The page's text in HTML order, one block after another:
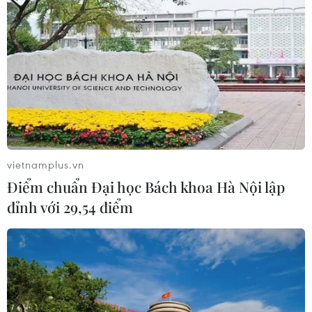
50 năm quan hệ Việt-Đức: Khi ngoại
giao nhân dân bắt đầu từ tiếng mẹ đẻ
30/07/2026 23:00
Trăn trở người giữ lửa tiếng Việt trên
quê hương thứ hai
30/07/2026 12:00
Nơi tiếng mẹ đẻ được hồi sinh giữa
lòng nước Đức
30/07/2026 08:18
vietnamplus.vn
Điểm chuẩn Đại học Bách khoa Hà Nội lập
đỉnh với 29,54 điểm